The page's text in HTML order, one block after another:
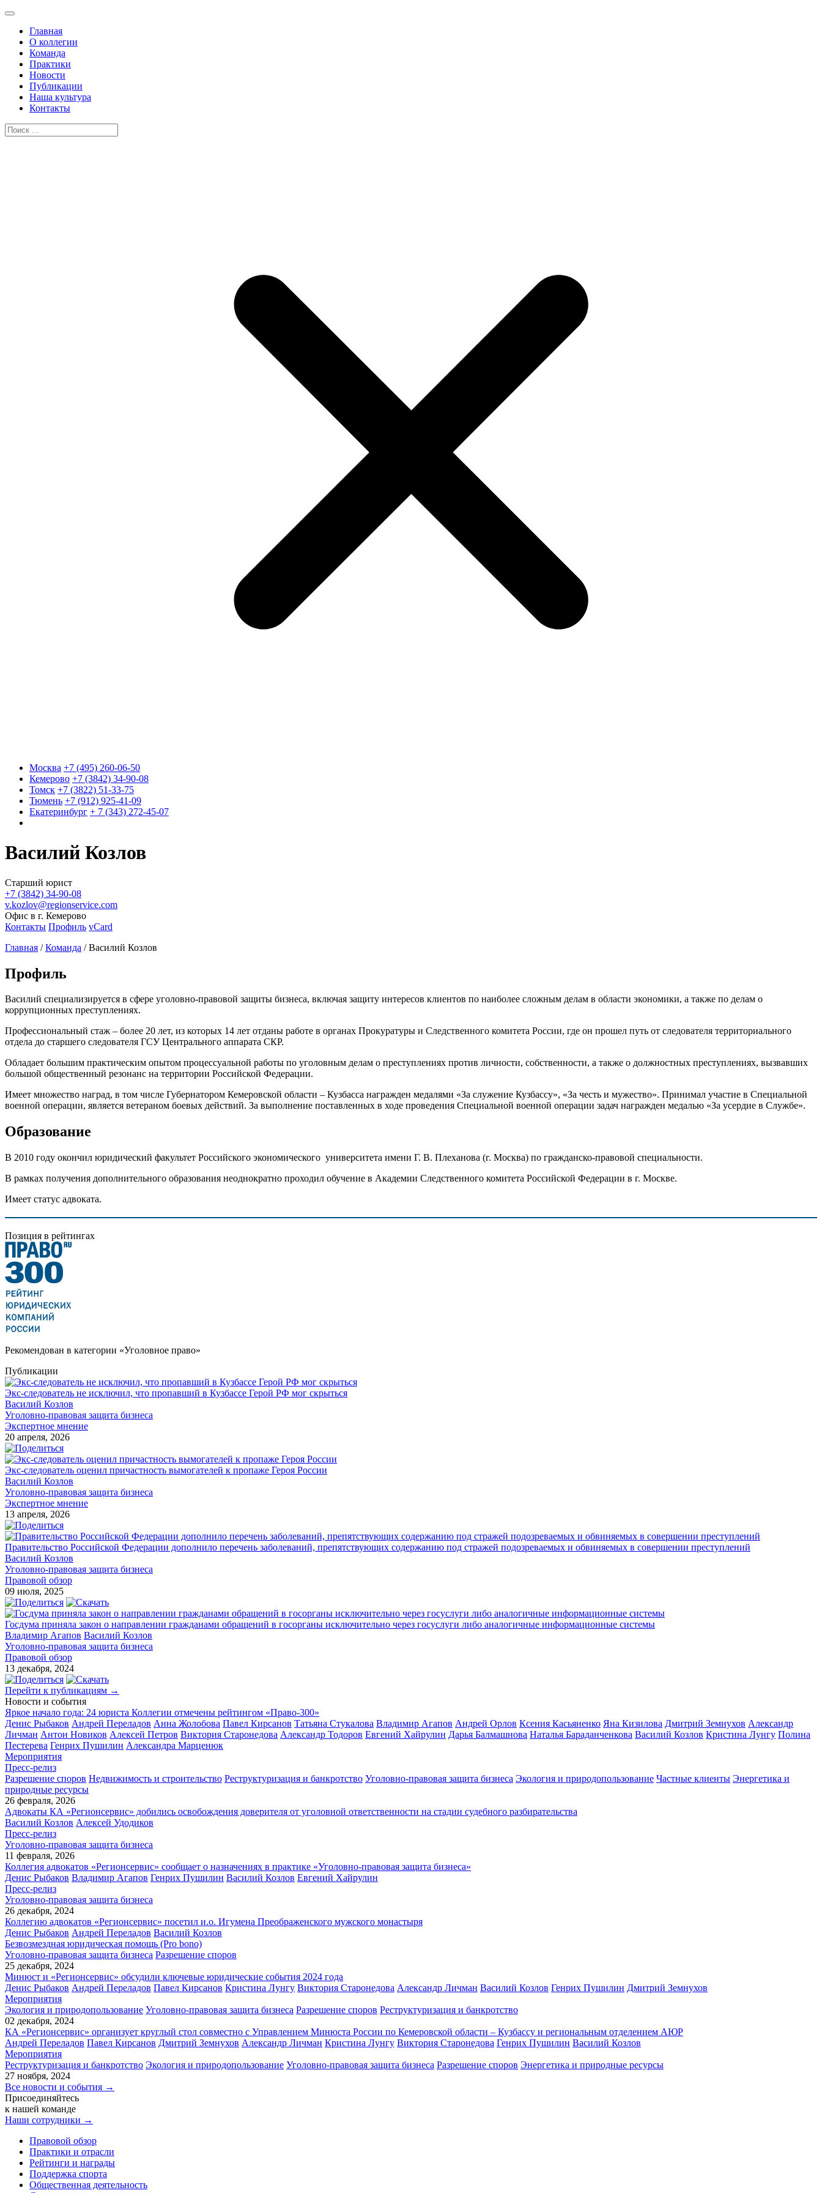
Главная
О коллегии
Команда
Практики
Новости
Публикации
Наша культура
Контакты
Москва +7 (495) 260-06-50
Кемерово +7 (3842) 34-90-08
Томск +7 (3822) 51-33-75
Тюмень +7 (912) 925-41-09
Екатеринбург + 7 (343) 272-45-07
Василий Козлов
Старший юрист
+7 (3842) 34-90-08
v.kozlov@regionservice.com
Офис в г. Кемерово
Контакты Профиль vCard
Главная /Команда /Василий Козлов
Профиль
Василий специализируется в сфере уголовно-правовой защиты бизнеса, включая защиту интересов клиентов по наиболее сложным делам в области экономики, а также по делам о
коррупционных преступлениях.
Профессиональный стаж – более 20 лет, из которых 14 лет отданы работе в органах Прокуратуры и Следственного комитета России, где он прошел путь от следователя территориального
отдела до старшего следователя ГСУ Центрального аппарата СКР.
Обладает большим практическим опытом процессуальной работы по уголовным делам о преступлениях против личности, собственности, а также о должностных преступлениях, вызвавших
большой общественный резонанс на территории Российской Федерации.
Имеет множество наград, в том числе Губернатором Кемеровской области – Кузбасса награжден медалями «За служение Кузбассу», «За честь и мужество». Принимал участие в Специальной
военной операции, является ветераном боевых действий. За выполнение поставленных в ходе проведения Специальной военной операции задач награжден медалью «За усердие в Службе».
Образование
В 2010 году окончил юридический факультет Российского экономического университета имени Г. В. Плеханова (г. Москва) по гражданско-правовой специальности.
В рамках получения дополнительного образования неоднократно проходил обучение в Академии Следственного комитета Российской Федерации в г. Москве.
Имеет статус адвоката.
Позиция в рейтингах
Рекомендован в категории «Уголовное право»
Публикации
Экс-следователь не исключил, что пропавший в Кузбассе Герой РФ мог скрыться
Василий Козлов
Уголовно-правовая защита бизнеса
Экспертное мнение
20 апреля, 2026
Экс-следователь оценил причастность вымогателей к пропаже Героя России
Василий Козлов
Уголовно-правовая защита бизнеса
Экспертное мнение
13 апреля, 2026
Правительство Российской Федерации дополнило перечень заболеваний, препятствующих содержанию под стражей подозреваемых и обвиняемых в совершении преступлений
Василий Козлов
Уголовно-правовая защита бизнеса
Правовой обзор
09 июля, 2025
Госдума приняла закон о направлении гражданами обращений в госорганы исключительно через госуслуги либо аналогичные информационные системы
Владимир Агапов Василий Козлов
Уголовно-правовая защита бизнеса
Правовой обзор
13 декабря, 2024
Перейти к публикациям →
Новости и события
Яркое начало года: 24 юриста Коллегии отмечены рейтингом «Право-300»
Денис Рыбаков Андрей Переладов Анна Жолобова Павел Кирсанов Татьяна Стукалова Владимир Агапов Андрей Орлов Ксения Касьяненко Яна Кизилова Дмитрий Земнухов Александр
Личман Антон Новиков Алексей Петров Виктория Старонедова Александр Тодоров Евгений Хайрулин Дарья Балмашнова Наталья Бараданченкова Василий Козлов Кристина Лунгу Полина
Пестерева Генрих Пушилин Александра Марценюк
Мероприятия
Пресс-релиз
Разрешение споров Недвижимость и строительство Реструктуризация и банкротство Уголовно-правовая защита бизнеса Экология и природопользование Частные клиенты Энергетика и
природные ресурсы
26 февраля, 2026
Адвокаты КА «Регионсервис» добились освобождения доверителя от уголовной ответственности на стадии судебного разбирательства
Василий Козлов Алексей Удодиков
Пресс-релиз
Уголовно-правовая защита бизнеса
11 февраля, 2026
Коллегия адвокатов «Регионсервис» сообщает о назначениях в практике «Уголовно-правовая защита бизнеса»
Денис Рыбаков Владимир Агапов Генрих Пушилин Василий Козлов Евгений Хайрулин
Пресс-релиз
Уголовно-правовая защита бизнеса
26 декабря, 2024
Коллегию адвокатов «Регионсервис» посетил и.о. Игумена Преображенского мужского монастыря
Денис Рыбаков Андрей Переладов Василий Козлов
Безвозмездная юридическая помощь (Pro bono)
Уголовно-правовая защита бизнеса Разрешение споров
25 декабря, 2024
Минюст и «Регионсервис» обсудили ключевые юридические события 2024 года
Денис Рыбаков Андрей Переладов Павел Кирсанов Кристина Лунгу Виктория Старонедова Александр Личман Василий Козлов Генрих Пушилин Дмитрий Земнухов
Мероприятия
Экология и природопользование Уголовно-правовая защита бизнеса Разрешение споров Реструктуризация и банкротство
02 декабря, 2024
КА «Регионсервис» организует круглый стол совместно с Управлением Минюста России по Кемеровской области – Кузбассу и региональным отделением АЮР
Андрей Переладов Павел Кирсанов Дмитрий Земнухов Александр Личман Кристина Лунгу Виктория Старонедова Генрих Пушилин Василий Козлов
Мероприятия
Реструктуризация и банкротство Экология и природопользование Уголовно-правовая защита бизнеса Разрешение споров Энергетика и природные ресурсы
27 ноября, 2024
Все новости и события →
Присоединяйтесь
к нашей команде
Наши сотрудники →
Правовой обзор
Практики и отрасли
Рейтинги и награды
Поддержка спорта
Общественная деятельность